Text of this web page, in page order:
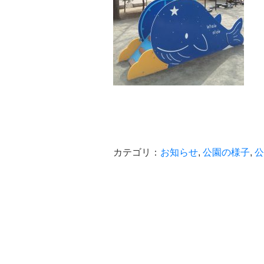
カテゴリ： お知らせ, 公園の様子,